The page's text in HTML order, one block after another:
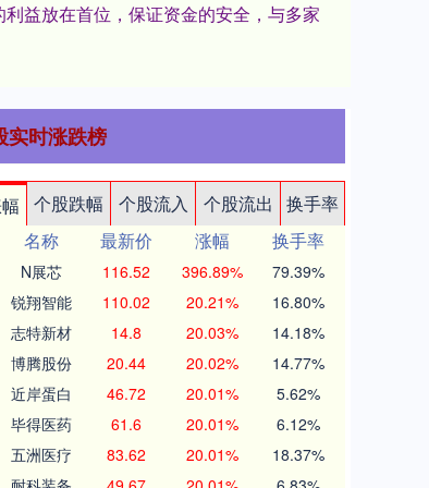
益放在首位，保证资金的安全，与多家
实时涨跌榜
个股跌幅 个股流入 个股流出
换手率
名称 最新价 涨幅
换手率
N展芯 116.52 396.89% 79.39%
锐翔智能 110.02 20.21% 16.80%
志特新材 14.8 20.03% 14.18%
博腾股份 20.44 20.02% 14.77%
近岸蛋白 46.72 20.01% 5.62%
毕得医药 61.6 20.01% 6.12%
五洲医疗 83.62 20.01% 18.37%